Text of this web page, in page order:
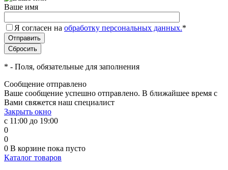
Ваше имя
Я согласен на обработку персональных данных.*
* - Поля, обязательные для заполнения
Сообщение отправлено
Ваше сообщение успешно отправлено. В ближайшее время с
Вами свяжется наш специалист
Закрыть окно
с 11:00 до 19:00
0
0
0 В корзине пока пусто
Каталог товаров